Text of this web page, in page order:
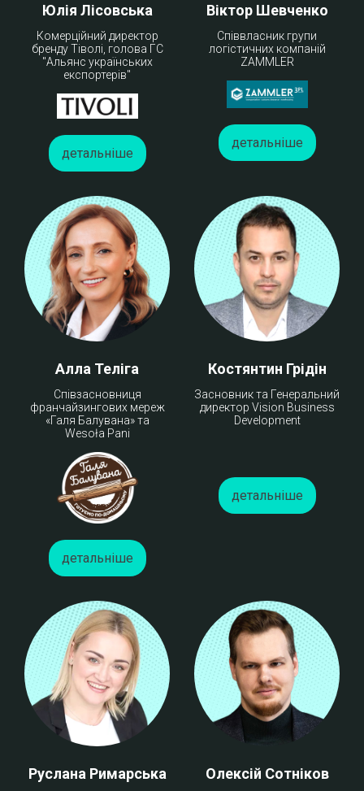
Юлія Лісовська
Комерційний директор
бренду Тіволі, голова ГС
"Альянс українських
експортерів"
детальніше
Віктор Шевченко
Співвласник групи
логістичних компаній
ZAMMLER
детальніше
Алла Теліга
Співзасновниця
франчайзингових мереж
«Галя Балувана» та
Wesoła Pani
детальніше
Костянтин Грідін
Засновник та Генеральний
директор Vision Business
Development
детальніше
Руслана Римарська Олексій Сотніков